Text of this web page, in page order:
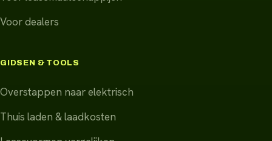
Voor dealers
GIDSEN & TOOLS
Overstappen naar elektrisch
Thuis laden & laadkosten